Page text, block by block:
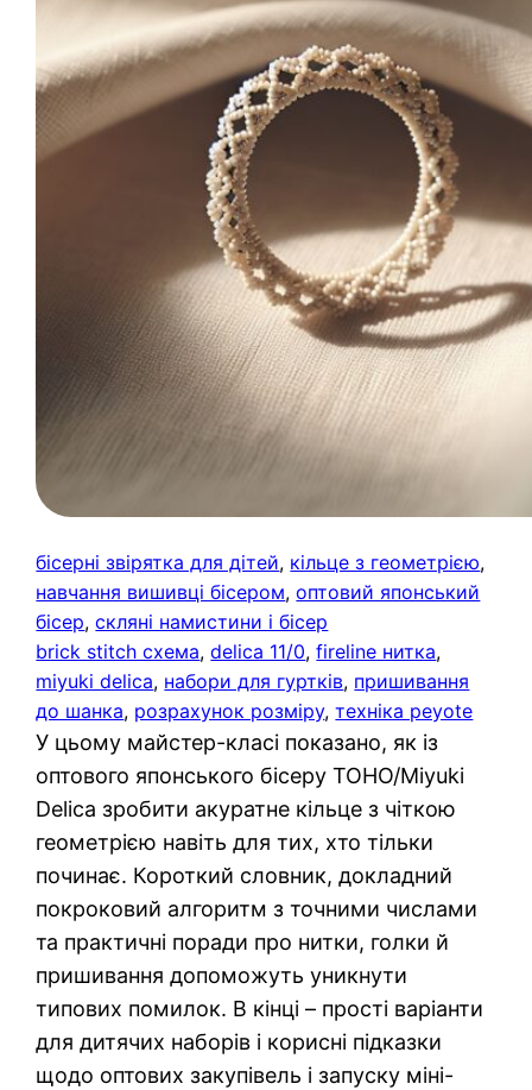
бісерні звірятка для дітей, кільце з геометрією
навчання вишивці бісером, оптовий японський
бісер, скляні намистини і бісер
brick stitch схема, delica 11/0, fireline нитка
miyuki delica, набори для гуртків, пришивання
до шанка, розрахунок розміру, техніка peyote
У цьому майстер-класі показано, як із
оптового японського бісеру TOHO/Miyuki
Delica зробити акуратне кільце з чіткою
геометрією навіть для тих, хто тільки
починає. Короткий словник, докладний
покроковий алгоритм з точними числами
та практичні поради про нитки, голки й
пришивання допоможуть уникнути
типових помилок. В кінці – прості варіанти
для дитячих наборів і корисні підказки
щодо оптових закупівель і запуску міні-